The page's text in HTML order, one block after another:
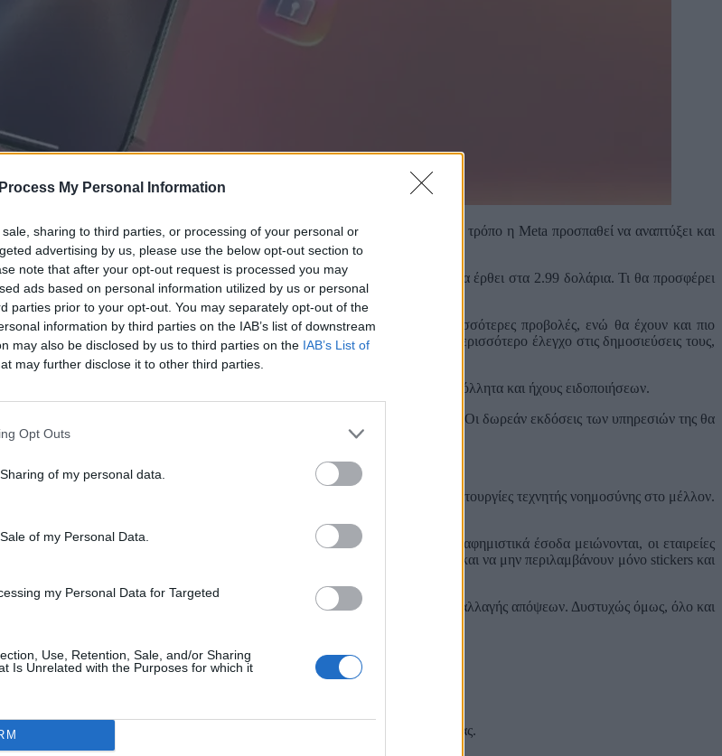
My Personal Information
sharing to third parties, or processing of your personal or
advertising by us, please use the below opt-out section to
note that after your opt-out request is processed you may
ads based on personal information utilized by us or personal
parties prior to your opt-out. You may separately opt-out of the
information by third parties on the IAB’s list of downstream
may also be disclosed by us to third parties on the IAB’s List of
may further disclose it to other third parties.
Opt Outs
of my personal data.
of my Personal Data.
my Personal Data for Targeted
Use, Retention, Sale, and/or Sharing
Is Unrelated with the Purposes for which it
νέα πακέτα “Plus” για Instagram, Facebook και WhatsApp. Με αυτό τον τρόπο η Meta προσπαθεί να αναπτύξει και
έσοδα.
Plus και το Facebook Plus, ενώ η συνδρομή για το WhatsApp Plus θα έρθει στα 2.99 δολάρια. Τι θα προσφέρει
για περισσότερο χρόνο, από το συνηθισμένο 24ωρο, ώστε να πάρουν περισσότερες προβολές, ενώ θα έχουν και πιο
“Σούπερ Καρδιές”, αλλά και να βλέπουν Stories. Τέλος, θα έχουν περισσότερο έλεγχο στις δημοσιεύσεις τους,
με προσαρμοσμένα θέματα για τις συνομιλίες, περισσότερα αυτοκόλλητα και ήχους ειδοποιήσεων.
ενώ η Meta δεν κλειδώνει την βασική λειτουργικότητα πίσω από συνδρομές. Οι δωρεάν εκδόσεις των υπηρεσιών της θα
για τους δημιουργούς περιεχομένου.
Απεριόριστα data εντελώς δωρεάν σε όλους για 3 ημέρες
μια ευρύτερη συνδρομή τύπου Meta One, που θα περιλαμβάνει και τις λειτουργίες τεχνητής νοημοσύνης στο μέλλον.
νοημοσύνη, όπως κάνει το X αυτή τη στιγμή.
θα πρέπει να φέρουν και έσοδα. Όλα αυτά σε μια εποχή που τα διαφημιστικά έσοδα μειώνονται, οι εταιρείες
μια νέα πηγή εσόδων, όμως και τα πακέτα θα πρέπει να είναι ελκυστικά και να μην περιλαμβάνουν μόνο stickers και
θα παραμείνουν δωρεάν για το κοινό, ώστε να έχει έκφρασης ιδεών και ανταλλαγής απόψεων. Δυστυχώς όμως, όλο και
αν και ακόμα η βασική λειτουργικότητα παραμένει δωρεάν.
νέα, ή προσθέστε μας στον RSS feed reader και στα social media σας.